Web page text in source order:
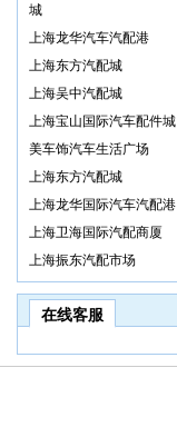
城
上海龙华汽车汽配港
上海东方汽配城
上海吴中汽配城
上海宝山国际汽车配件城
美车饰汽车生活广场
上海东方汽配城
上海龙华国际汽车汽配港
上海卫海国际汽配商厦
上海振东汽配市场
在线客服